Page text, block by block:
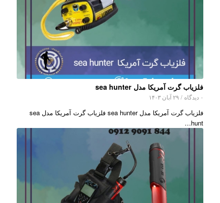
فلزیاب گرت آمریکا مدل sea hunter
۰ دیدگاه / ۲۹ آبان ۱۴۰۳
فلزیاب گرت آمریکا مدل sea hunter فلزیاب گرت آمریکا مدل sea
hunt…